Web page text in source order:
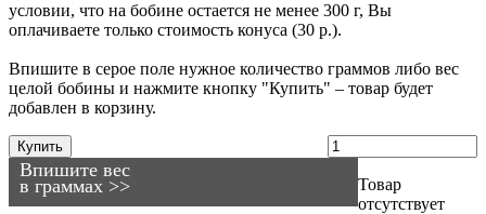
условии, что на бобине остается не менее 300 г, Вы
оплачиваете только стоимость конуса (30 р.).
Впишите в серое поле нужное количество граммов либо вес
целой бобины и нажмите кнопку "Купить" – товар будет
добавлен в корзину.
Впишите вес
в граммах >>
Купить
Товар
отсутствует